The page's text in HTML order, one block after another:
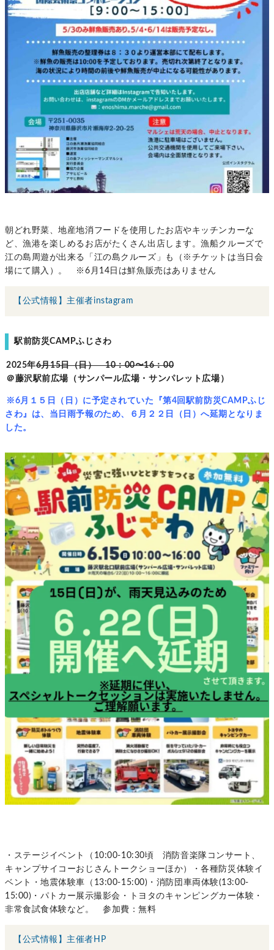
朝どれ野菜、地産地消フードを使用したお店やキッチンカーな
ど、漁港を楽しめるお店がたくさん出店します。漁船クルーズで
江の島周遊が出来る「江の島クルーズ」も（※チケットは当日会
場にて購入）。 ※6月14日は鮮魚販売はありません
【公式情報】主催者instagram
駅前防災CAMPふじさわ
2025年6月15日（日） 10：00〜16：00
＠藤沢駅前広場（サンパール広場・サンパレット広場）
※6月１５日（日）に予定されていた『第4回駅前防災CAMPふじ
さわ』は、当日雨予報のため、６月２２日（日）へ延期となりま
した。
・ステージイベント（10:00-10:30頃 消防音楽隊コンサート、
キャンプサイコーおじさんトークショーほか）・各種防災体験イ
ベント・地震体験車（13:00-15:00)・消防団車両体験(13:00-
15:00)・パトカー展示撮影会・トヨタのキャンピングカー体験・
非常食試食体験など。 参加費：無料
【公式情報】主催者HP